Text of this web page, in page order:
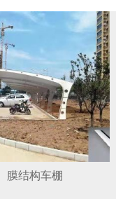
膜结构车棚